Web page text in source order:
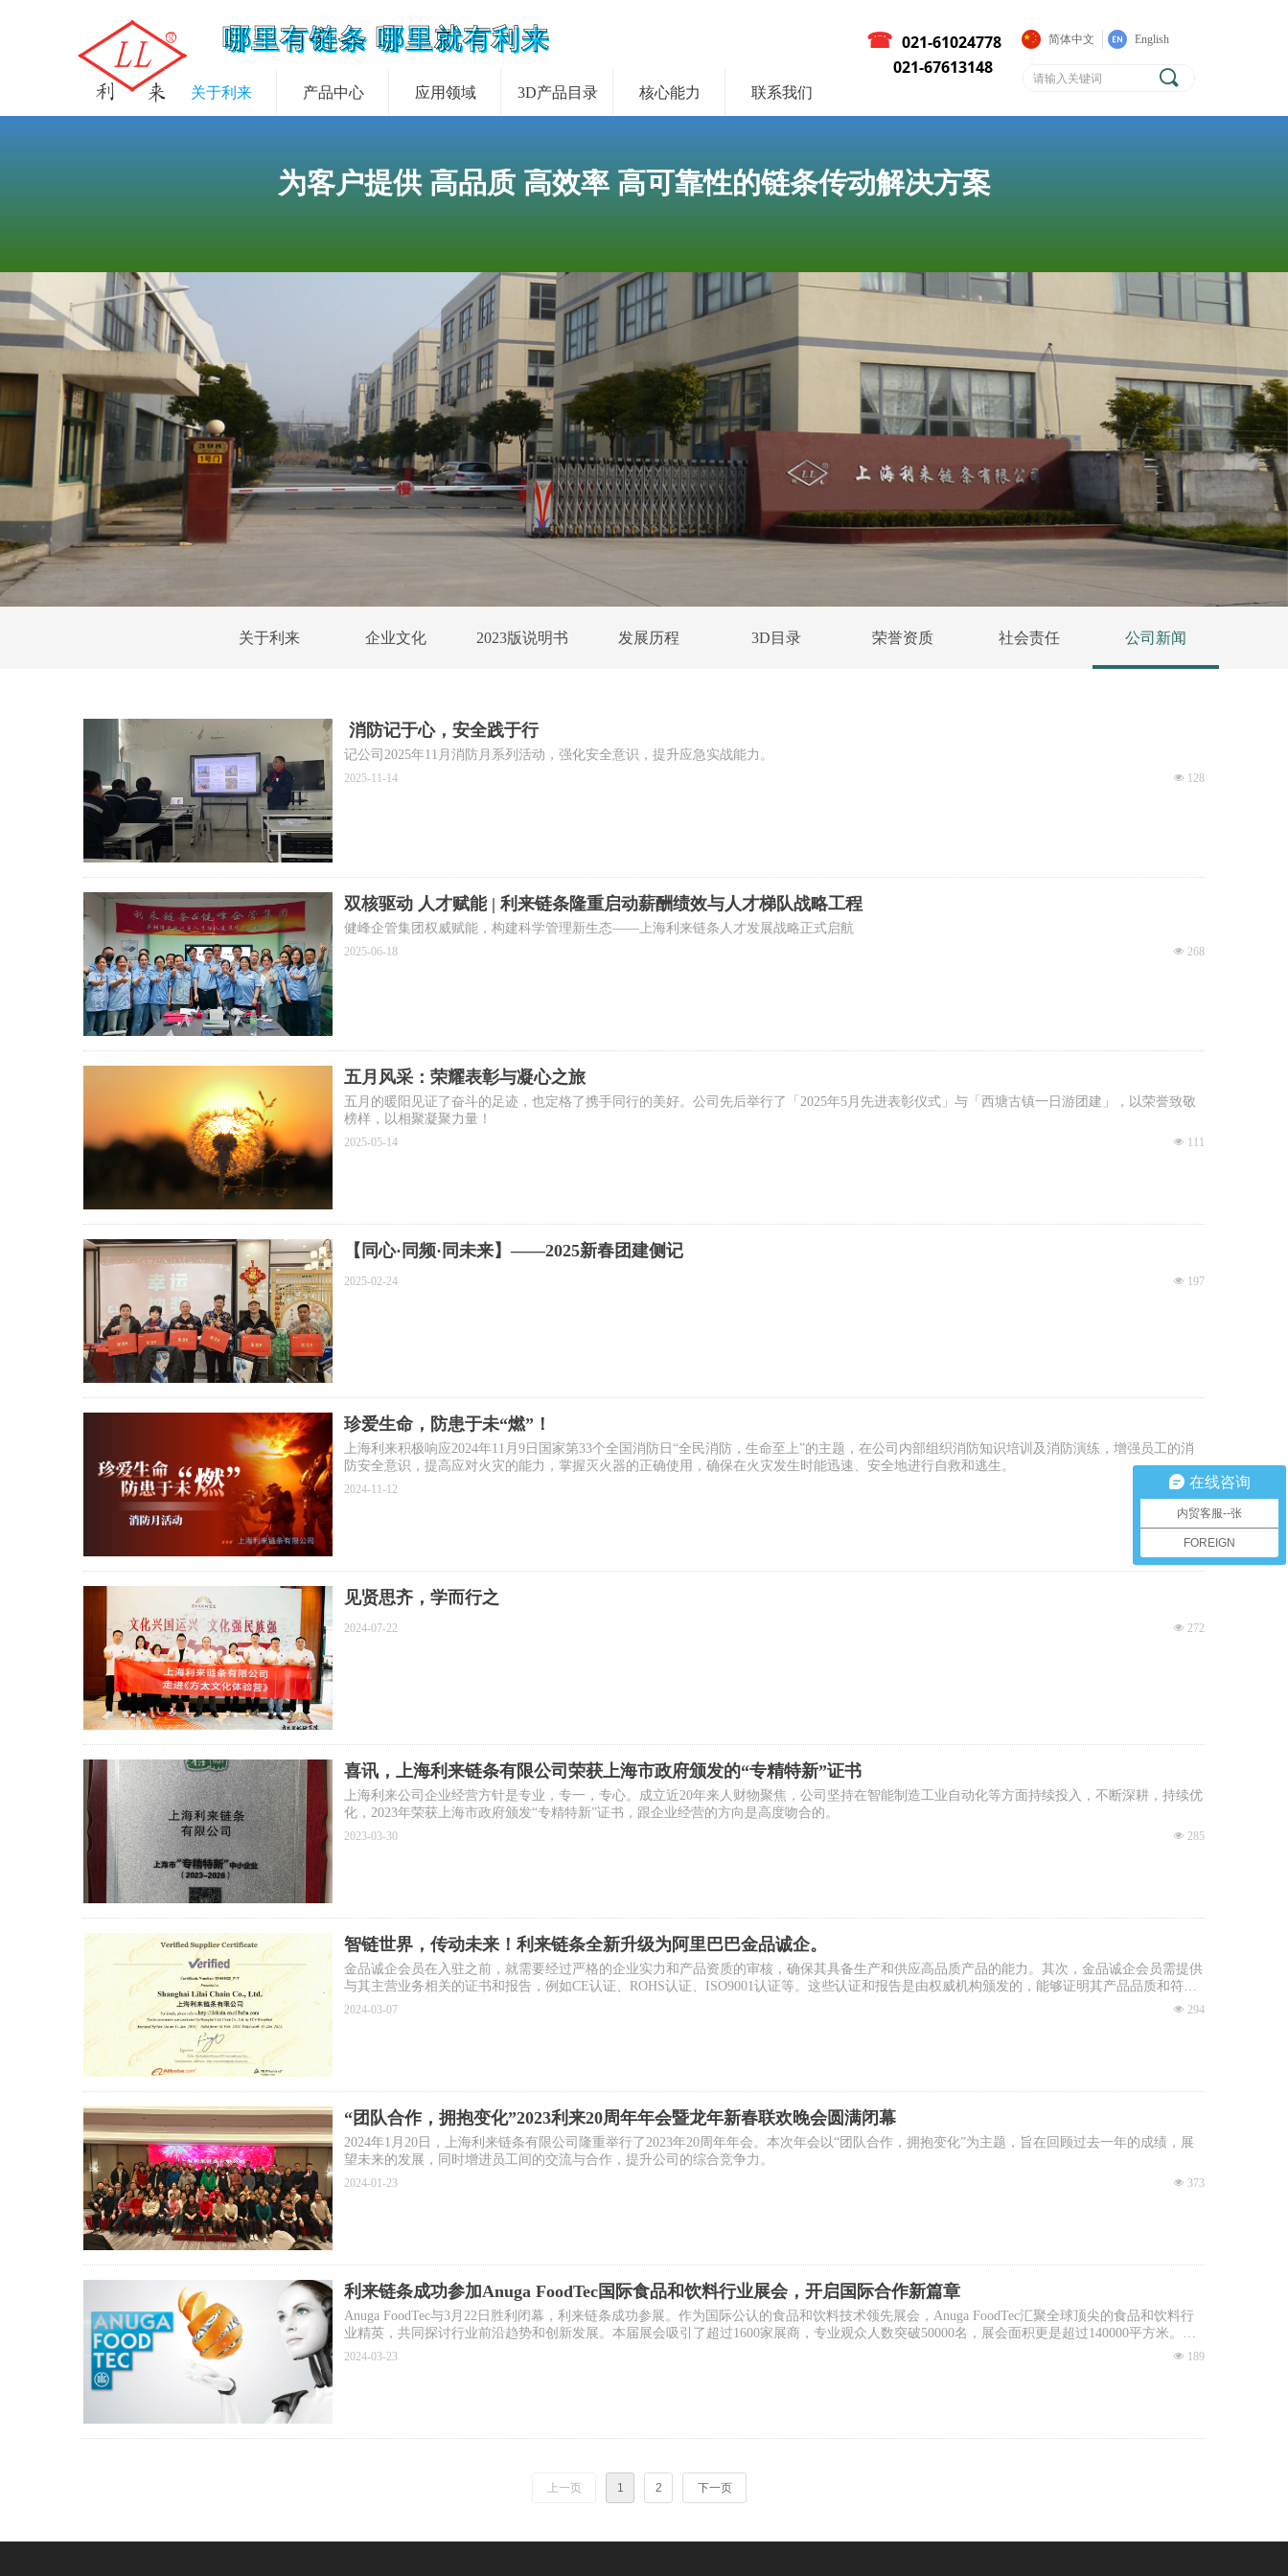
关于利来 产品中心 应用领域 3D产品目录 核心能力 联系我们
☎ 021-61024778
021-67613148
끠
简体中文 English
哪里有链条 哪里就有利来
为客户提供 高品质 高效率 高可靠性的链条传动解决方案
关于利来 企业文化 2023版说明书 发展历程 3D目录 荣誉资质 社会责任 公司新闻
​ 消防记于心，安全践于行
记公司2025年11月消防月系列活动，强化安全意识，提升应急实战能力。
넶 128
2025-11-14
双核驱动 人才赋能 | 利来链条隆重启动薪酬绩效与人才梯队战略工程
健峰企管集团权威赋能，构建科学管理新生态——上海利来链条人才发展战略正式启航
넶 268
2025-06-18
五月风采：荣耀表彰与凝心之旅
五月的暖阳见证了奋斗的足迹，也定格了携手同行的美好。公司先后举行了「2025年5月先进表彰仪式」与「西塘古镇一日游团建」，以荣誉致敬
榜样，以相聚凝聚力量！
넶 111
2025-05-14
【同心·同频·同未来】——2025新春团建侧记
넶 197
2025-02-24
珍爱生命，防患于未“燃”！
上海利来积极响应2024年11月9日国家第33个全国消防日“全民消防，生命至上”的主题，在公司内部组织消防知识培训及消防演练，增强员工的消
防安全意识，提高应对火灾的能力，掌握灭火器的正确使用，确保在火灾发生时能迅速、安全地进行自救和逃生。
넶 138
2024-11-12
见贤思齐，学而行之
넶 272
2024-07-22
喜讯，上海利来链条有限公司荣获上海市政府颁发的“专精特新”证书
上海利来公司企业经营方针是专业，专一，专心。成立近20年来人财物聚焦，公司坚持在智能制造工业自动化等方面持续投入，不断深耕，持续优
化，2023年荣获上海市政府颁发“专精特新”证书，跟企业经营的方向是高度吻合的。
넶 285
2023-03-30
智链世界，传动未来！利来链条全新升级为阿里巴巴金品诚企。
金品诚企会员在入驻之前，就需要经过严格的企业实力和产品资质的审核，确保其具备生产和供应高品质产品的能力。其次，金品诚企会员需提供
与其主营业务相关的证书和报告，例如CE认证、ROHS认证、ISO9001认证等。这些认证和报告是由权威机构颁发的，能够证明其产品品质和符合
相关法规要求。
넶 294
2024-03-07
“团队合作，拥抱变化”2023利来20周年年会暨龙年新春联欢晚会圆满闭幕
2024年1月20日，上海利来链条有限公司隆重举行了2023年20周年年会。本次年会以“团队合作，拥抱变化”为主题，旨在回顾过去一年的成绩，展
望未来的发展，同时增进员工间的交流与合作，提升公司的综合竞争力。
넶 373
2024-01-23
利来链条成功参加Anuga FoodTec国际食品和饮料行业展会，开启国际合作新篇章
Anuga FoodTec与3月22日胜利闭幕，利来链条成功参展。作为国际公认的食品和饮料技术领先展会，Anuga FoodTec汇聚全球顶尖的食品和饮料行
业精英，共同探讨行业前沿趋势和创新发展。本届展会吸引了超过1600家展商，专业观众人数突破50000名，展会面积更是超过140000平方米。
Anuga FoodTec展会拥有悠久的历史和强大的国际影响力，是全球范围内规模最大、最具权威性的食品加工机械及包装技术展。展会涵盖食品加
넶 189
2024-03-23
上一页 1 2 下一页
在线咨询
内贸客服--张
FOREIGN